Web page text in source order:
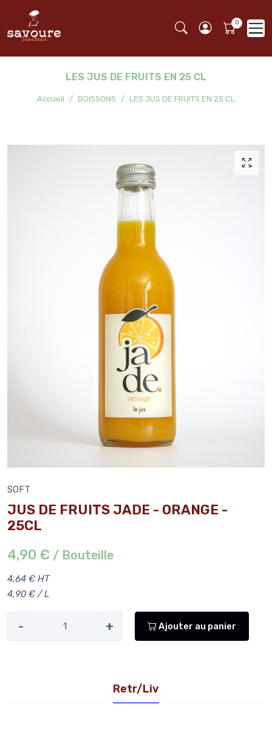
LES JUS DE FRUITS EN 25 CL
Accueil BOISSONS LES JUS DE FRUITS EN 25 CL
SOFT
JUS DE FRUITS JADE - ORANGE -
25CL
4,90 € / Bouteille
4,64 € HT
4,90 € / L
- + Ajouter au panier
Retr/Liv